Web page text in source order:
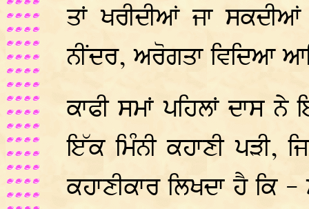
ਤਾਂ ਖਰੀਦੀਆਂ ਜਾ
ਨੀਂਦਰ, ਅਰੋਗਤਾ ਵਿਦਿਆ
ਕਾਫੀ ਸਮਾਂ ਪਹਿਲਾਂ ਦਾਸ
ਇੱਕ ਮਿੰਨੀ ਕਹਾਣੀ ਪੜੀ,
ਕਹਾਣੀਕਾਰ ਲਿਖਦਾ ਹੈ